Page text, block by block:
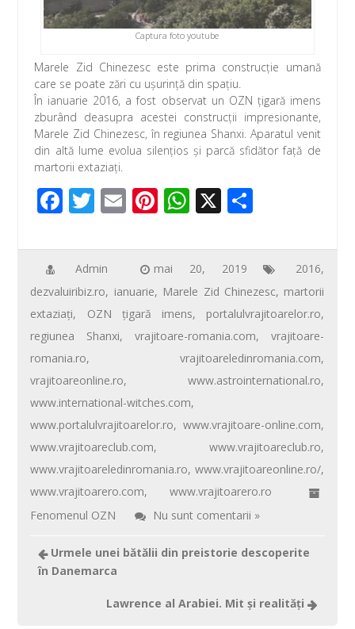
k p
Captura foto youtube
Marele Zid Chinezesc este prima construcţie umană
care se poate zări cu uşurinţă din spaţiu.
În ianuarie 2016, a fost observat un OZN ţigară imens
zburând deasupra acestei construcţii impresionante,
Marele Zid Chinezesc, în regiunea Shanxi. Aparatul venit
din altă lume evolua silenţios şi parcă sfidător faţă de
martorii extaziaţi.
F
e
b
o
o
k
T
tt
er
E
ail
Pi
er
e
st
W
at
s
A
p
p
X
ta
je
az
ă
Admin mai 20, 2019 2016,
dezvaluiribiz.ro, ianuarie, Marele Zid Chinezesc, martorii
extaziaţi, OZN ţigară imens, portalulvrajitoarelor.ro,
regiunea Shanxi,vrajitoare-romania.com,vrajitoare-
romania.ro,vrajitoareledinromania.com,
vrajitoareonline.ro,www.astrointernational.ro,
www.international-witches.com,
www.portalulvrajitoarelor.ro,www.vrajitoare-online.com,
www.vrajitoareclub.com,www.vrajitoareclub.ro,
www.vrajitoareledinromania.ro,www.vrajitoareonline.ro/,
www.vrajitoarero.com, www.vrajitoarero.ro
Fenomenul OZN
Nu sunt comentarii »
Urmele unei bătălii din preistorie descoperite
în Danemarca
Lawrence al Arabiei. Mit şi realităţi